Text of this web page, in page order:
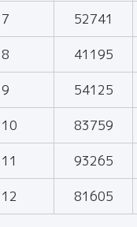
7 52741
8 41195
9 54125
10 83759
11 93265
12 81605